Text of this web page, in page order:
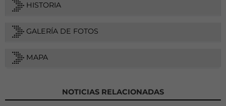
HISTORIA
GALERÍA DE FOTOS
MAPA
NOTICIAS RELACIONADAS